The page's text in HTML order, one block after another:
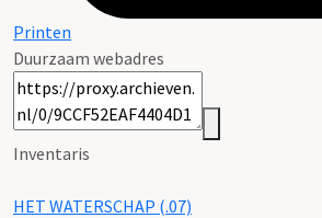
Printen
Duurzaam webadres
Inventaris
HET WATERSCHAP (.07)